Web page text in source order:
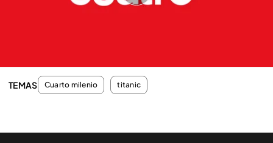
TEMAS Cuarto milenio titanic